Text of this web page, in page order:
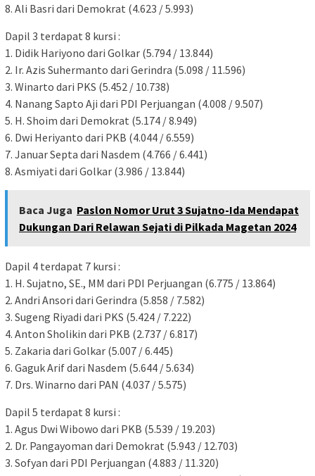
8. Ali Basri dari Demokrat (4.623 / 5.993)
Dapil 3 terdapat 8 kursi :
1. Didik Hariyono dari Golkar (5.794 / 13.844)
2. Ir. Azis Suhermanto dari Gerindra (5.098 / 11.596)
3. Winarto dari PKS (5.452 / 10.738)
4. Nanang Sapto Aji dari PDI Perjuangan (4.008 / 9.507)
5. H. Shoim dari Demokrat (5.174 / 8.949)
6. Dwi Heriyanto dari PKB (4.044 / 6.559)
7. Januar Septa dari Nasdem (4.766 / 6.441)
8. Asmiyati dari Golkar (3.986 / 13.844)
Baca Juga Paslon Nomor Urut 3 Sujatno-Ida Mendapat
Dukungan Dari Relawan Sejati di Pilkada Magetan 2024
Dapil 4 terdapat 7 kursi :
1. H. Sujatno, SE., MM dari PDI Perjuangan (6.775 / 13.864)
2. Andri Ansori dari Gerindra (5.858 / 7.582)
3. Sugeng Riyadi dari PKS (5.424 / 7.222)
4. Anton Sholikin dari PKB (2.737 / 6.817)
5. Zakaria dari Golkar (5.007 / 6.445)
6. Gaguk Arif dari Nasdem (5.644 / 5.634)
7. Drs. Winarno dari PAN (4.037 / 5.575)
Dapil 5 terdapat 8 kursi :
1. Agus Dwi Wibowo dari PKB (5.539 / 19.203)
2. Dr. Pangayoman dari Demokrat (5.943 / 12.703)
3. Sofyan dari PDI Perjuangan (4.883 / 11.320)